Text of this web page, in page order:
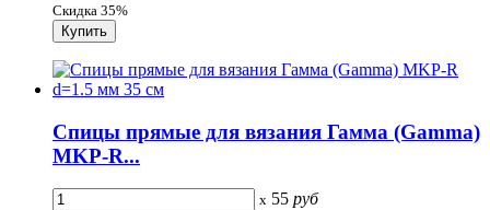
Скидка 35%
Спицы прямые для вязания Гамма (Gamma)
MKP-R...
x 55 руб